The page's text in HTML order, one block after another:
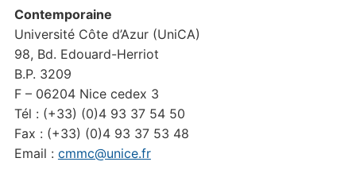
Contemporaine
Université Côte d’Azur (UniCA)
98, Bd. Edouard-Herriot
B.P. 3209
F – 06204 Nice cedex 3
Tél : (+33) (0)4 93 37 54 50
Fax : (+33) (0)4 93 37 53 48
Email : cmmc@unice.fr